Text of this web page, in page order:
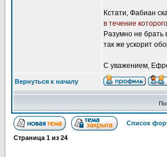
Кстати, Фабиан
в течение
Разумно не
так же ускорит
С уважением,
Вернуться к началу
Список
Страница 1 из 24